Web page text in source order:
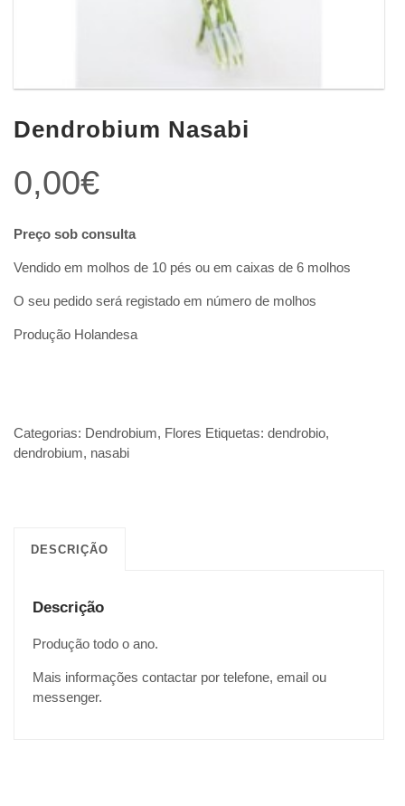
Dendrobium Nasabi
0,00€
Preço sob consulta
Vendido em molhos de 10 pés ou em caixas de 6 molhos
O seu pedido será registado em número de molhos
Produção Holandesa
Categorias: Dendrobium, Flores Etiquetas: dendrobio,
dendrobium, nasabi
DESCRIÇÃO
Descrição
Produção todo o ano.
Mais informações contactar por telefone, email ou
messenger.